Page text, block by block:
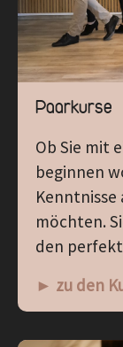
Paarkurse
Ob Sie mit
beginnen
möchten.
den
► zu den